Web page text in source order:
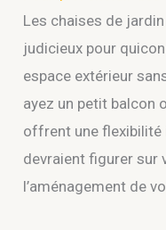
Les chaises de
judicieux pour
espace extérieur
ayez un petit balcon
offrent une flexibilité
devraient figurer sur
l’aménagement de